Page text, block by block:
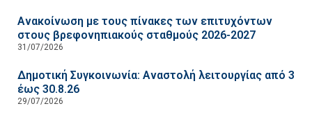
Ανακοίνωση με τους πίνακες των επιτυχόντων
στους βρεφονηπιακούς σταθμούς 2026-2027
31/07/2026
Δημοτική Συγκοινωνία: Αναστολή λειτουργίας από 3
έως 30.8.26
29/07/2026